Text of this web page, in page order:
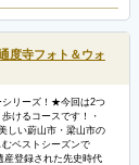
度寺フォト＆ウォ
シリーズ！★今回は2つ
けるコースです！・
しい蔚山市・梁山市の
ベストシーズンで
産登録された先史時代